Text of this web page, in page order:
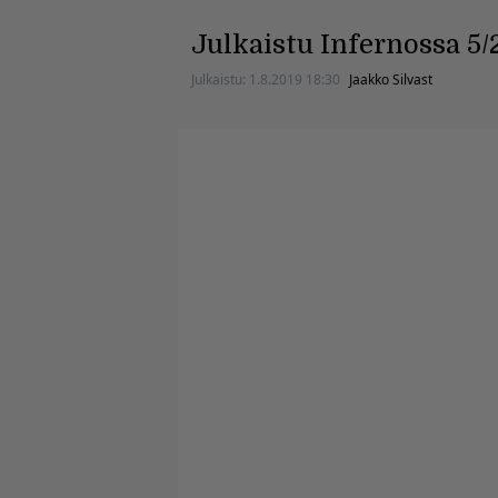
Julkaistu Infernossa 5/
Julkaistu: 1.8.2019 18:30 Jaakko Silvast